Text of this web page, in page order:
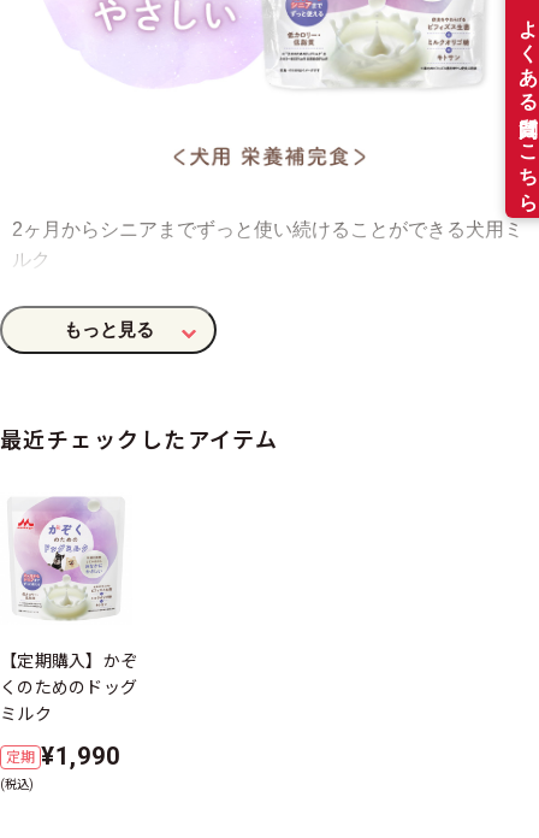
2ヶ月からシニアまでずっと使い続けることができる犬用ミ
ルク
最近チェックしたアイテム
【定期購入】かぞ
くのためのドッグ
ミルク
定期 ¥1,990
(税込)